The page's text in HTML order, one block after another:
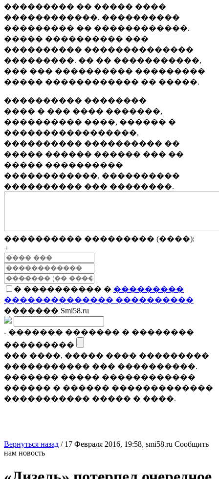
��������� �� ����� ����
������������. ����������
��������� �� ������������.
����� ���������� ���
���������� ��������������
���������. �� �� �����������,
��� ��� ���������� ���������
����� ������������ �� �����.
���������� ��������
���� � ��� ���� �������,
���������� ����, ������ �
�����������������,
���������� ���������� ��
����� ������ ������ ��� ��
����� ����������
������������, ����������
���������� ��� ��������.
���������� ��������� (����):
+
� ���������� � ���������
�������������� ����������
������� Smi58.ru
- ������� ������� � ��������
���������
��� ����, ����� ���� ���������
����������� ��� ����������.
������� ����� ������������
������ � ������ �������������
����������� ����� � ����.
Вернуться назад / 17 Февраля 2016, 19:58, smi58.ru Сообщить
нам новость